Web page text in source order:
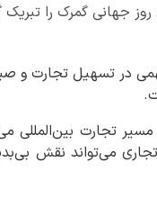
روز جهانی گمرک را
در تسهیل تجارت و
تجارت بین‌المللی
تجاری ‌می‌تواند نقش